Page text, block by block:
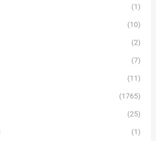
(1)
(10)
(2)
(7)
(11)
(1765)
(25)
(1)